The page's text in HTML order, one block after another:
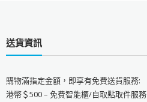
送貨資訊
購物滿指定金額，即享有免費送貨服務:
港幣＄500 – 免費智能櫃/自取點取件服務